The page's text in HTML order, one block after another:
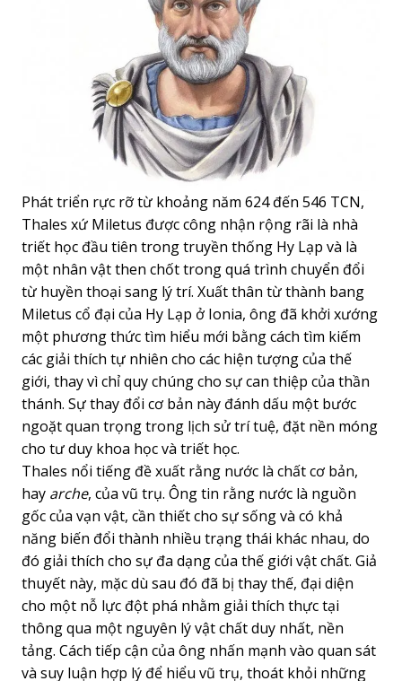
Phát triển rực rỡ từ khoảng năm 624 đến 546 TCN,
Thales xứ Miletus được công nhận rộng rãi là nhà
triết học đầu tiên trong truyền thống Hy Lạp và là
một nhân vật then chốt trong quá trình chuyển đổi
từ huyền thoại sang lý trí. Xuất thân từ thành bang
Miletus cổ đại của Hy Lạp ở Ionia, ông đã khởi xướng
một phương thức tìm hiểu mới bằng cách tìm kiếm
các giải thích tự nhiên cho các hiện tượng của thế
giới, thay vì chỉ quy chúng cho sự can thiệp của thần
thánh. Sự thay đổi cơ bản này đánh dấu một bước
ngoặt quan trọng trong lịch sử trí tuệ, đặt nền móng
cho tư duy khoa học và triết học.
Thales nổi tiếng đề xuất rằng nước là chất cơ bản,
hay arche, của vũ trụ. Ông tin rằng nước là nguồn
gốc của vạn vật, cần thiết cho sự sống và có khả
năng biến đổi thành nhiều trạng thái khác nhau, do
đó giải thích cho sự đa dạng của thế giới vật chất. Giả
thuyết này, mặc dù sau đó đã bị thay thế, đại diện
cho một nỗ lực đột phá nhằm giải thích thực tại
thông qua một nguyên lý vật chất duy nhất, nền
tảng. Cách tiếp cận của ông nhấn mạnh vào quan sát
và suy luận hợp lý để hiểu vũ trụ, thoát khỏi những